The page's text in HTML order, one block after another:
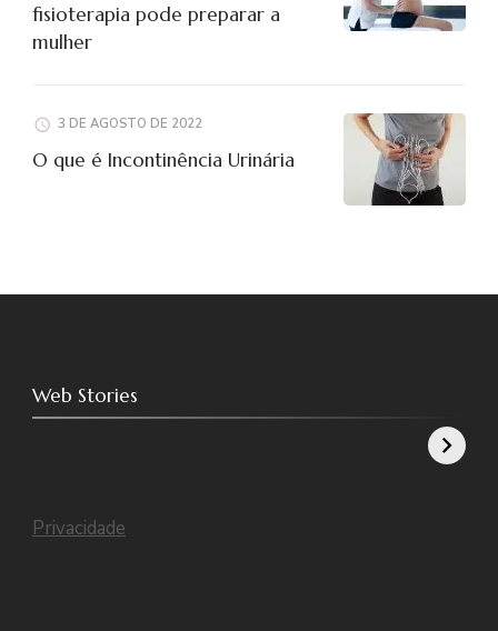
fisioterapia pode preparar a
mulher
3 DE AGOSTO DE 2022
O que é Incontinência Urinária
Web Stories
Como recuperar a boa forma no pós-parto
Privacidade